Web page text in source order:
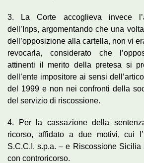
3. La Corte accoglieva invece
dell’Inps, argomentando che una
dell’opposizione alla cartella, non vi
revocarla, considerato che
attinenti il merito della pretesa si
dell’ente impositore ai sensi
del 1999 e non nei confronti della
del servizio di riscossione.
4. Per la cassazione della
ricorso, affidato a due motivi, cui
S.C.C.I. s.p.a. – e Riscossione Sicilia
con controricorso.